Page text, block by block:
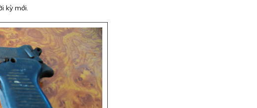
kỳ mới.